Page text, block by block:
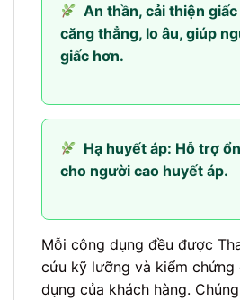
An thần, cải thiện
căng thẳng, lo âu, giúp
giấc hơn.
Hạ huyết áp: Hỗ trợ
cho người cao huyết áp.
Mỗi công dụng đều được
cứu kỹ lưỡng và kiểm
dụng của khách hàng.